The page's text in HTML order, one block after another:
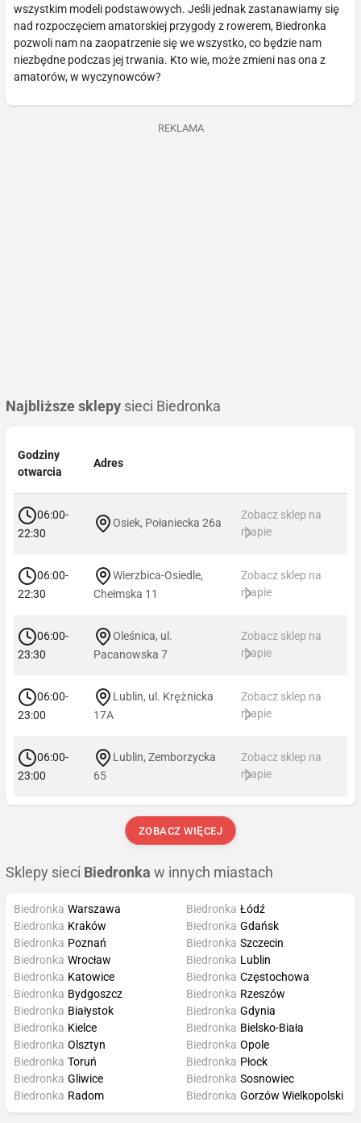
wszystkim modeli podstawowych. Jeśli jednak zastanawiamy się
nad rozpoczęciem amatorskiej przygody z rowerem, Biedronka
pozwoli nam na zaopatrzenie się we wszystko, co będzie nam
niezbędne podczas jej trwania. Kto wie, może zmieni nas ona z
amatorów, w wyczynowców?
REKLAMA
Najbliższe sklepy sieci Biedronka
Godziny
otwarcia
Adres
06:00-
22:30
Osiek, Połaniecka 26a
Zobacz sklep na
mapie
06:00-
22:30
Wierzbica-Osiedle,
Chełmska 11
Zobacz sklep na
mapie
06:00-
23:30
Oleśnica, ul.
Pacanowska 7
Zobacz sklep na
mapie
06:00-
23:00
Lublin, ul. Krężnicka
17A
Zobacz sklep na
mapie
06:00-
23:00
Lublin, Zemborzycka
65
Zobacz sklep na
mapie
ZOBACZ WIĘCEJ
Sklepy sieci Biedronka w innych miastach
Biedronka Warszawa
Biedronka Kraków
Biedronka Poznań
Biedronka Wrocław
Biedronka Łódź
Biedronka Gdańsk
Biedronka Szczecin
Biedronka Lublin
Biedronka Katowice
Biedronka Bydgoszcz
Biedronka Białystok
Biedronka Kielce
Biedronka Częstochowa
Biedronka Rzeszów
Biedronka Gdynia
Biedronka Bielsko-Biała
Biedronka Olsztyn
Biedronka Toruń
Biedronka Gliwice
Biedronka Radom
Biedronka Opole
Biedronka Płock
Biedronka Sosnowiec
Biedronka Gorzów Wielkopolski